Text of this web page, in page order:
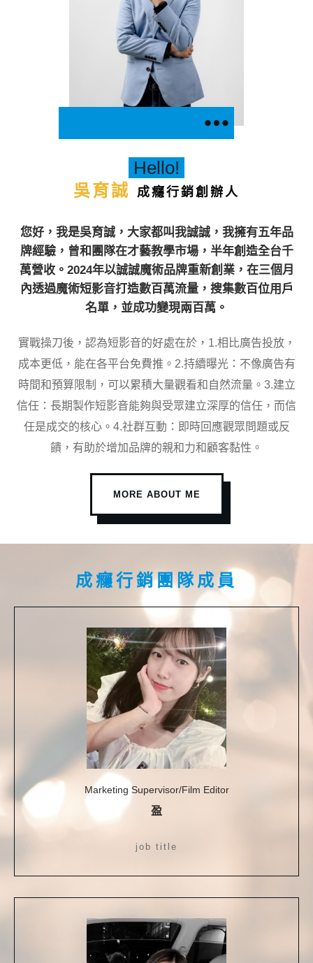
Hello!
吳育誠 成癮行銷創辦人
您好，我是吳育誠，大家都叫我誠誠，我擁有五年品
牌經驗，曾和團隊在才藝教學市場，半年創造全台千
萬營收。2024年以誠誠魔術品牌重新創業，在三個月
內透過魔術短影音打造數百萬流量，搜集數百位用戶
名單，並成功變現兩百萬。
實戰操刀後，認為短影音的好處在於，1.相比廣告投放，
成本更低，能在各平台免費推。2.持續曝光：不像廣告有
時間和預算限制，可以累積大量觀看和自然流量。3.建立
信任：長期製作短影音能夠與受眾建立深厚的信任，而信
任是成交的核心。4.社群互動：即時回應觀眾問題或反
饋，有助於增加品牌的親和力和顧客黏性。
MORE ABOUT ME
成癮行銷團隊成員
Marketing Supervisor/Film Editor
盈
job title